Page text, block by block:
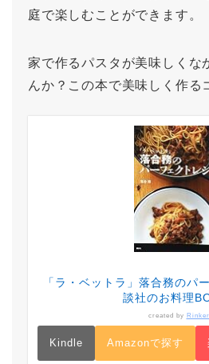
庭で楽しむことができます。
家で作るパスタが美味しくな
んか？この本で美味しく作る
「ラ・ベットラ」落合務のパ
談社のお料理
created by Rinker
Kindle Amazonで探す